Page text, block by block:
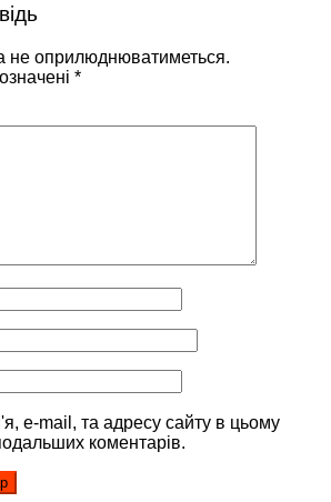
не оприлюднюватиметься.
*
e-mail, та адресу сайту в цьому
коментарів.